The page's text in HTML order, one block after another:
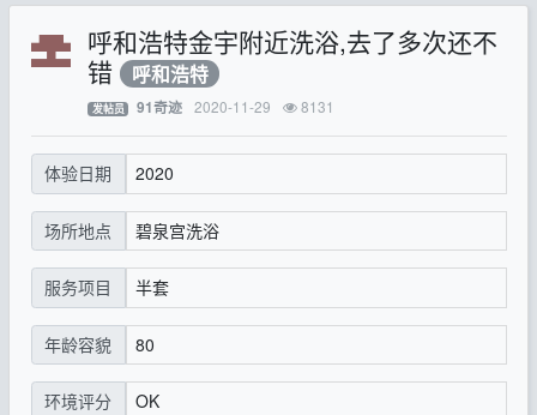
呼和浩特金宇附近洗浴,去了多次还不
错 呼和浩特
发帖员 91奇迹 2020-11-29 8131
体验日期 2020
场所地点 碧泉宫洗浴
服务项目 半套
年龄容貌 80
环境评分 OK